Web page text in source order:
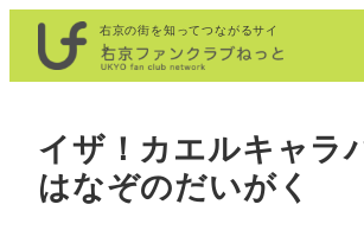
を
右京の街を知ってつながるサイ
ト
イザ！カエルキャラ
はなぞのだいがく